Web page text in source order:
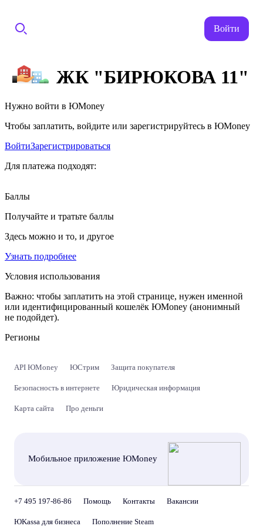
Войти
ЖК "БИРЮКОВА 11"
Нужно войти в ЮMoney
Чтобы заплатить, войдите или зарегистрируйтесь в ЮMoney
ВойтиЗарегистрироваться
Для платежа подходят:
Баллы
Получайте и тратьте баллы
Здесь можно и то, и другое
Узнать подробнее
Условия использования
Важно: чтобы заплатить на этой странице, нужен именной
или идентифицированный кошелёк ЮMoney (анонимный
не подойдет).
Регионы
API ЮMoney ЮСтрим Защита покупателя
Безопасность в интернете Юридическая информация
Карта сайта Про деньги
Мобильное приложение ЮMoney
+7 495 197-86-86 Помощь Контакты Вакансии
ЮKassa для бизнеса Пополнение Steam